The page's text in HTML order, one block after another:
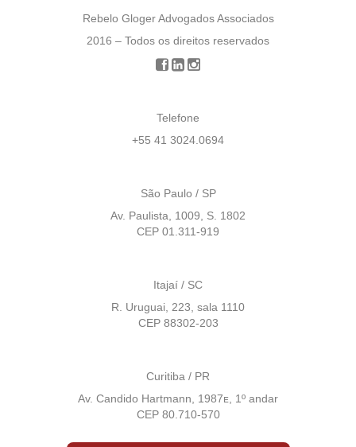
Rebelo Gloger Advogados Associados
2016 – Todos os direitos reservados
Telefone
+55 41 3024.0694
São Paulo / SP
Av. Paulista, 1009, S. 1802
CEP 01.311-919
Itajaí / SC
R. Uruguai, 223, sala 1110
CEP 88302-203
Curitiba / PR
Av. Candido Hartmann, 1987ᴇ, 1º andar
CEP 80.710-570